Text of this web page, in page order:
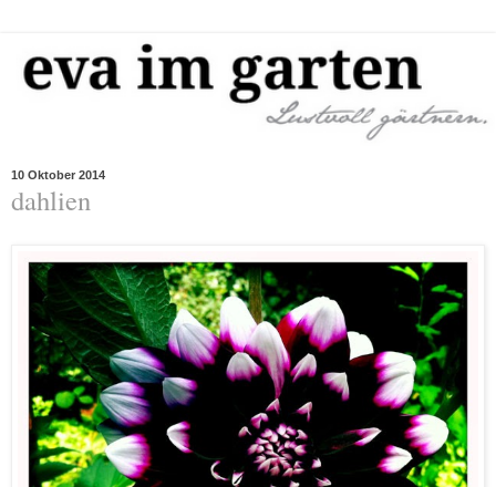
10 Oktober 2014
dahlien